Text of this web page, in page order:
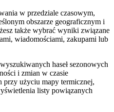
w przedziale czasowym,
obszarze geograficznym i
także wybrać wyniki związane
wiadomościami, zakupami lub
haseł sezonowych
i zmian w czasie
przy użyciu mapy termicznej,
listy powiązanych